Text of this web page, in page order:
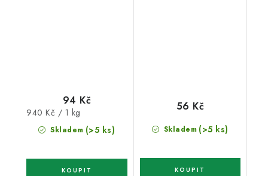
Skladem (>5 ks)
94 Kč
Měrná
cena:
940 Kč / 1 kg
Skladem (>5 ks)
56 Kč